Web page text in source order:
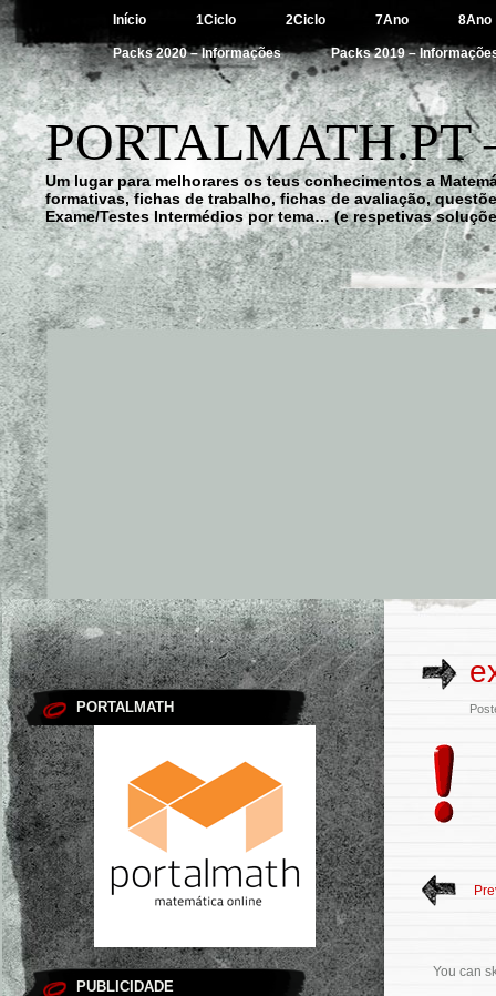
Início 1Ciclo 2Ciclo 7Ano 8Ano
Packs 2020 – Informações Packs 2019 –
Um lugar para melhorares os teus conhecimentos a
formativas, fichas de trabalho, fichas de avaliação,
Exame/Testes Intermédios por tema… (e respetivas
PORTALMATH
PUBLICIDADE
You can